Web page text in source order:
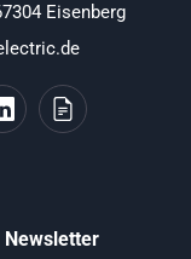
Eisenberg
Newsletter